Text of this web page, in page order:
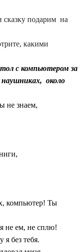
сказку подарим на
какими
с компьютером за
около
не знаем,
компьютер! Ты
не ем, не сплю!
без тебя.